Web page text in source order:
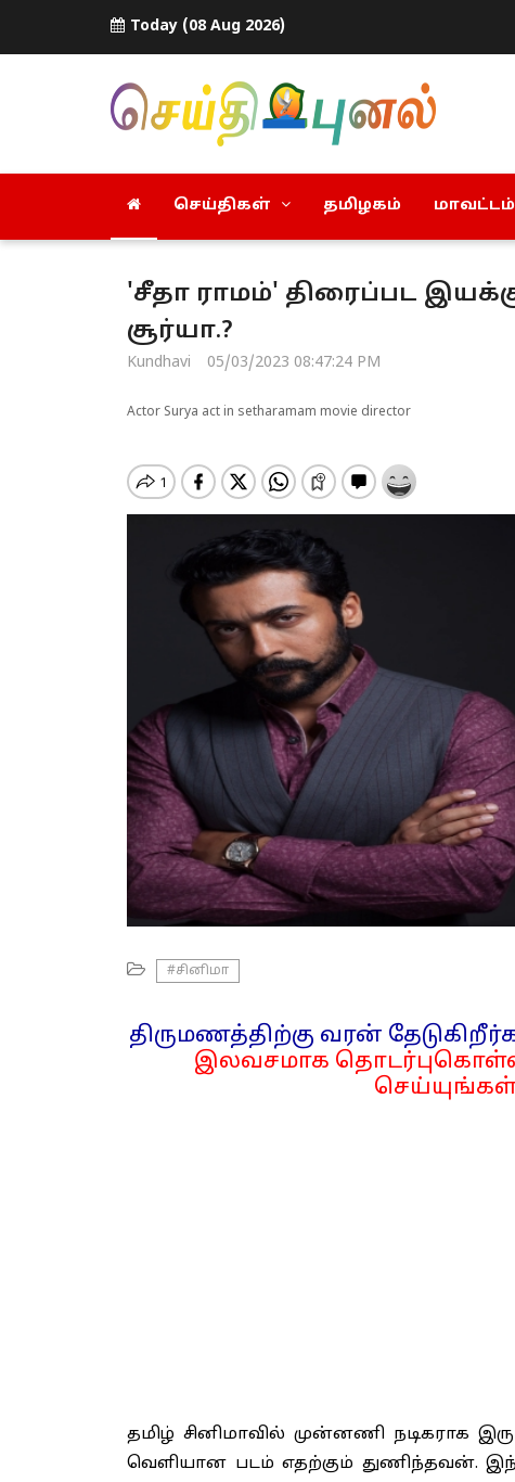
Today (08 Aug 2026)
செய்திகள் தமிழகம் மாவட்டம்
'சீதா ராமம்' திரைப்பட
சூர்யா.?
Kundhavi 05/03/2023 08:47:24 PM
Actor Surya act in setharamam movie director
#சினிமா
திருமணத்திற்கு வரன்
இலவசமாக
செய்யுங்கள் -
தமிழ் சினிமாவில் முன்னணி நடிகராக
வெளியான படம் எதற்கும் துணிந்தவன்.